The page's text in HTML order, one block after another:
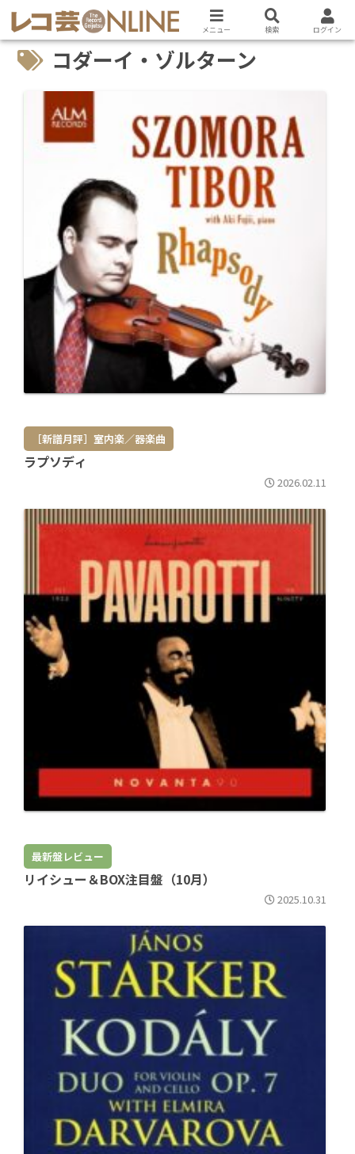
コダーイ・ゾルターン
［新譜月評］室内楽／器楽曲
ラプソディ
2026.02.11
最新盤レビュー
リイシュー＆BOX注目盤（10月）
2025.10.31
メニュー 検索 ログイン